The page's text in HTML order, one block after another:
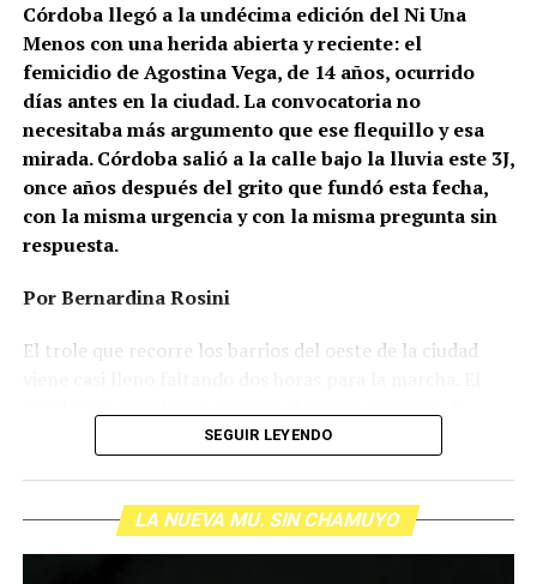
Gonzalo Giles, pensador y
comunicador «disca»: Error en el
Ganar la vida: La historia de (no)
Su hijo Ciro tenía 120 veces más agrotóxicos que lo
donde se encontraron pesticidas hasta en el agua de red.
Bajo amenazas de muerte Sabrina inició una denuncia
Córdoba llegó a la undécima edición del Ni Una
Menos con una herida abierta y reciente: el
femicidio de Agostina Vega, de 14 años, ocurrido
días antes en la ciudad. La convocatoria no
necesitaba más argumento que ese flequillo y esa
mirada. Córdoba salió a la calle bajo la lluvia este 3J,
once años después del grito que fundó esta fecha,
con la misma urgencia y con la misma pregunta sin
respuesta.
Por Bernardina Rosini
El trole que recorre los barrios del oeste de la ciudad
Agostina Vega, 14 años. Era fácil intuir que será una
atiende a su gente. Los que ocupan los sillones más
mullidos de las oficinas del poder local sobrevuelan las
SEGUIR LEYENDO
LA NUEVA MU. SIN CHAMUYO